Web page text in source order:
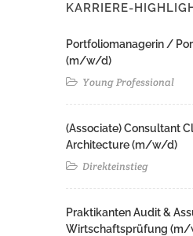
KARRIERE-
Portfoliomanagerin /
(m/w/d)
Young Professional
(Associate) Consultant
Architecture (m/w/d)​ ​
Direkteinstieg
Praktikanten Audit &
Wirtschaftsprüfung